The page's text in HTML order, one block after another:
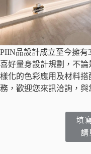
PIIN品設計成立至今擁有
喜好量身設計規劃，不
樣化的色彩應用及材料
務，歡迎您來訊洽詢，與
填
請